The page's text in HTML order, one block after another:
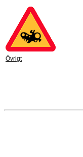
Övrigt